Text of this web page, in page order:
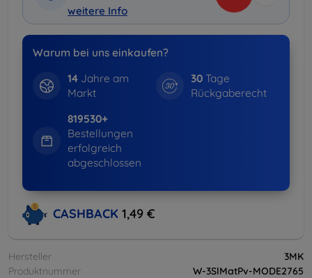
weitere Info
Warum bei uns einkaufen?
14Jahre am
Markt
30 Tage
Rückgaberecht
819530+
Bestellungen
erfolgreich
abgeschlossen
CASHBACK 1,49 €
Hersteller
3MK
Produktnummer
W-3SlMatPv-MODE2765